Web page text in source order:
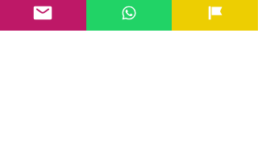
Ladattava huolto-ohjelma
Scott Tarvikekatalogi